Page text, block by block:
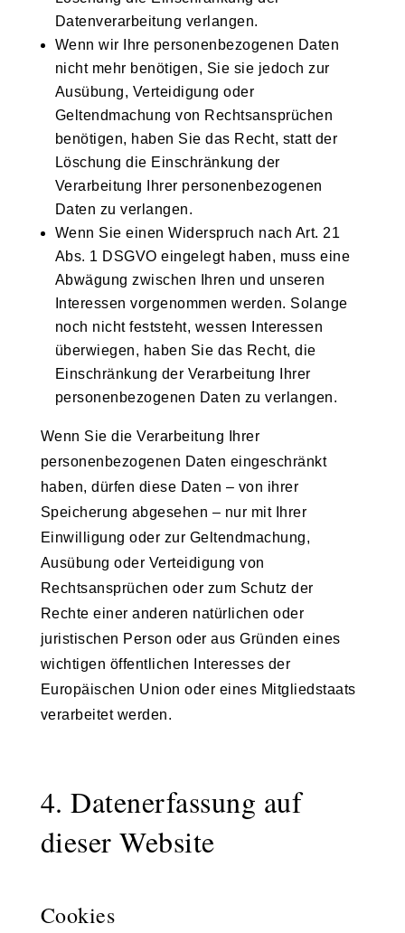
Datenverarbeitung verlangen.
Wenn wir Ihre personenbezogenen Daten
nicht mehr benötigen, Sie sie jedoch zur
Ausübung, Verteidigung oder
Geltendmachung von Rechtsansprüchen
benötigen, haben Sie das Recht, statt der
Löschung die Einschränkung der
Verarbeitung Ihrer personenbezogenen
Daten zu verlangen.
Wenn Sie einen Widerspruch nach Art. 21
Abs. 1 DSGVO eingelegt haben, muss eine
Abwägung zwischen Ihren und unseren
Interessen vorgenommen werden. Solange
noch nicht feststeht, wessen Interessen
überwiegen, haben Sie das Recht, die
Einschränkung der Verarbeitung Ihrer
personenbezogenen Daten zu verlangen.
Wenn Sie die Verarbeitung Ihrer
personenbezogenen Daten eingeschränkt
haben, dürfen diese Daten – von ihrer
Speicherung abgesehen – nur mit Ihrer
Einwilligung oder zur Geltendmachung,
Ausübung oder Verteidigung von
Rechtsansprüchen oder zum Schutz der
Rechte einer anderen natürlichen oder
juristischen Person oder aus Gründen eines
wichtigen öffentlichen Interesses der
Europäischen Union oder eines Mitgliedstaats
verarbeitet werden.
4. Datenerfassung auf
dieser Website
Cookies